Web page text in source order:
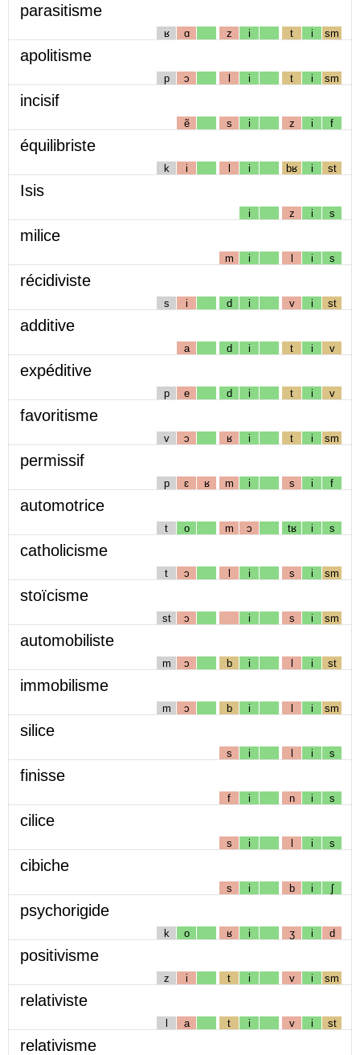
parasitisme
ʁ ɑ z i t i sm
apolitisme
p ɔ l i t i sm
incisif
ẽ s i z i f
équilibriste
k i l i bʁ i st
Isis
i z i s
milice
m i l i s
récidiviste
s i d i v i st
additive
a d i t i v
expéditive
p e d i t i v
favoritisme
v ɔ ʁ i t i sm
permissif
p ɛ ʁ m i s i f
automotrice
t o m ɔ tʁ i s
catholicisme
t ɔ l i s i sm
stoïcisme
st ɔ i s i sm
automobiliste
m ɔ b i l i st
immobilisme
m ɔ b i l i sm
silice
s i l i s
finisse
f i n i s
cilice
s i l i s
cibiche
s i b i ʃ
psychorigide
k o ʁ i ʒ i d
positivisme
z i t i v i sm
relativiste
l a t i v i st
relativisme